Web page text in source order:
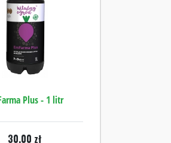
Plus - 1 litr
30,00 zł